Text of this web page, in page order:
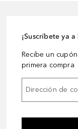
¡Suscríbete ya
Recibe un
primera compra
Dirección de